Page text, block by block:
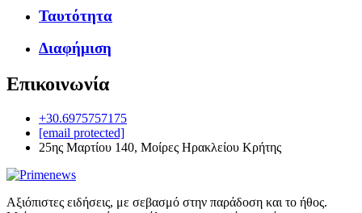
Ταυτότητα
Διαφήμιση
Επικοινωνία
+30.6975757175
[email protected]
25ης Μαρτίου 140, Μοίρες Ηρακλείου Κρήτης
Αξιόπιστες ειδήσεις, με σεβασμό στην παράδοση και το ήθος.